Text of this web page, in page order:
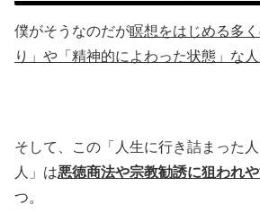
僕がそうなのだが瞑想をはじめる多
り」や「精神的によわった状態」な
そして、この「人生に行き詰まった
人」は悪徳商法や宗教勧誘に狙われ
つ。